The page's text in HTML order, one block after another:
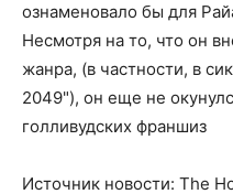
ознаменовало бы для
Несмотря на то, что он
жанра, (в частности, в
2049"), он еще не
голливудских франшиз
Источник новости: The